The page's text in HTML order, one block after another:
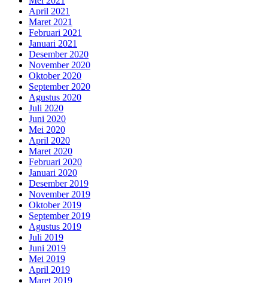
April 2021
Maret 2021
Februari 2021
Januari 2021
Desember 2020
November 2020
Oktober 2020
September 2020
Agustus 2020
Juli 2020
Juni 2020
Mei 2020
April 2020
Maret 2020
Februari 2020
Januari 2020
Desember 2019
November 2019
Oktober 2019
September 2019
Agustus 2019
Juli 2019
Juni 2019
Mei 2019
April 2019
Maret 2019